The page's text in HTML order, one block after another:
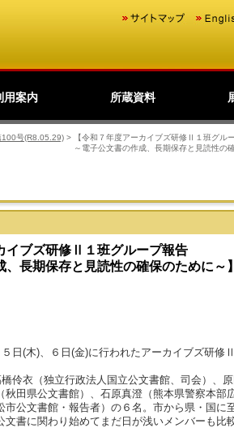
等の移管か
会
公文書館会
用案内
用案内
等のご案内
他のご案内
内
質問
所蔵資料
デジタルアーカイブ
日本のあゆみ 展示
過去
100号(R8.05.29) >
【令和７年度アーカイブズ研修Ⅱ１班グル
～電子公文書の作成、長期保存と見読性の
イブズ研修Ⅱ１班グループ報告
、長期保存と見読性の確保のために～】
日(木)、６日(金)に行われたアーカイブズ研
伶衣（独立行政法人国立公文書館、司会）、
秋田県公文書館）、石原真澄（熊本県警察本部
市公文書館・報告者）の６名。市から県・国に
文書に関わり始めてまだ日が浅いメンバーも比